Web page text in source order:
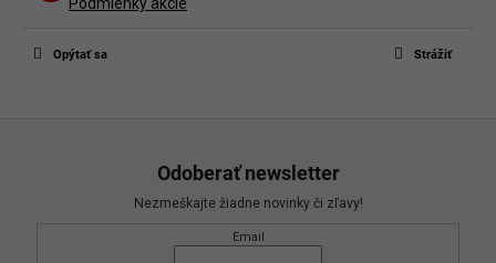
Opýtať sa Strážiť
sa
alebo sa
Odoberať newsletter
Nezmeškajte žiadne novinky či zľavy!
Email